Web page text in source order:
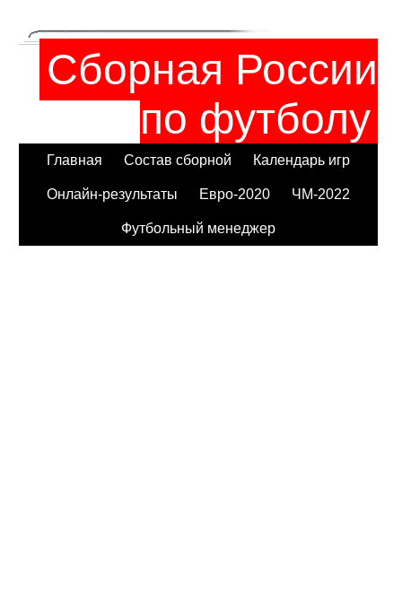
Сборная России
по футболу
Главная Состав сборной Календарь игр
Онлайн-результаты Евро-2020 ЧМ-2022
Футбольный менеджер